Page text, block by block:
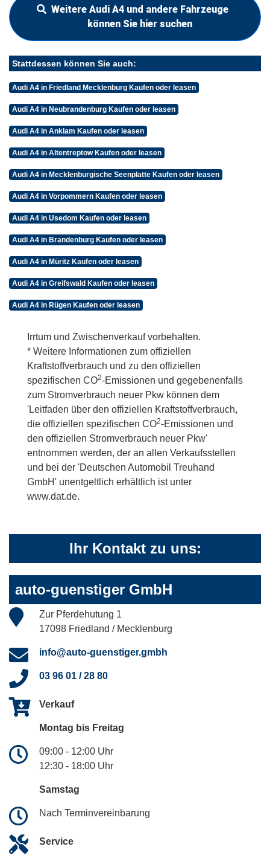
Weitere Audi A4 und andere Fahrzeuge
können Sie hier suchen
Stattdessen können Sie auch:
Audi A4 in Friedland Mecklenburg Kaufen oder leasen
Audi A4 in Neubrandenburg Kaufen oder leasen
Audi A4 in Anklam Kaufen oder leasen
Audi A4 in Altentreptow Kaufen oder leasen
Audi A4 in Mecklenburgische Seenplatte Kaufen oder leasen
Audi A4 in Vorpommern Kaufen oder leasen
Audi A4 in Usedom Kaufen oder leasen
Audi A4 in Brandenburg Kaufen oder leasen
Audi A4 in Müritz Kaufen oder leasen
Audi A4 in Greifswald Kaufen oder leasen
Audi A4 in Rügen Kaufen oder leasen
Irrtum und Zwischenverkauf vorbehalten.
* Weitere Informationen zum offiziellen
Kraftstoffverbrauch und zu den offiziellen
spezifischen CO2-Emissionen und gegebenenfalls
zum Stromverbrauch neuer Pkw können dem
'Leitfaden über den offiziellen Kraftstoffverbrauch,
die offiziellen spezifischen CO2-Emissionen und
den offiziellen Stromverbrauch neuer Pkw'
entnommen werden, der an allen Verkaufsstellen
und bei der 'Deutschen Automobil Treuhand
GmbH' unentgeltlich erhältlich ist unter
www.dat.de.
Ihr Kontakt zu uns:
auto-guenstiger GmbH
Zur Pferdehutung 1
17098 Friedland / Mecklenburg
info@auto-guenstiger.gmbh
03 96 01 / 28 80
Verkauf
Montag bis Freitag
09:00 - 12:00 Uhr
12:30 - 18:00 Uhr
Samstag
Nach Terminvereinbarung
Service